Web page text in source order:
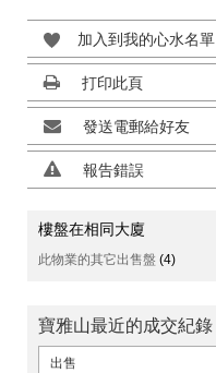
加入到我的心水名單
打印此頁
發送電郵給好友
報告錯誤
樓盤在相同大廈
此物業的其它出售盤 (4)
寶雅山最近的成交紀錄
出售